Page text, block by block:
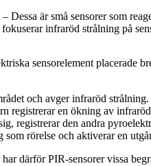
– Dessa är små sensorer som
infraröd strålning på
sensorelement placerade
och avger infraröd strålning.
registrerar en ökning av
registrerar den andra
rörelse och aktiverar en
därför PIR-sensorer vissa